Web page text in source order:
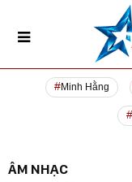
Minh Hằng
ÂM NHẠC